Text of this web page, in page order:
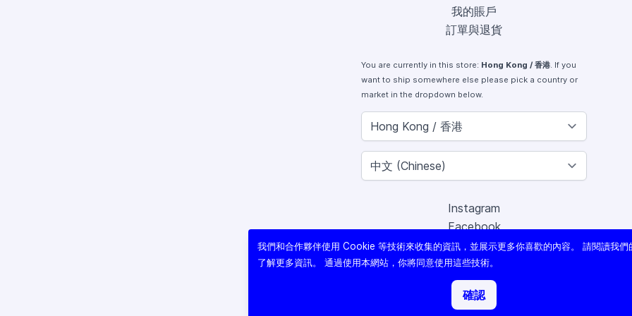
我的賬戶
訂單與退貨
You are currently in this store: Hong Kong / 香港. If you
want to ship somewhere else please pick a country or
market in the dropdown below.
Instagram
Facebook
X (Twitter)
Youtube
Lomography
我們和合作夥伴使用 Cookie 等技術來收集的資訊，並展示更多你喜歡的內容。 請閱讀我們
了解更多資訊。 通過使用本網站，你將同意使用這些技術。
確認